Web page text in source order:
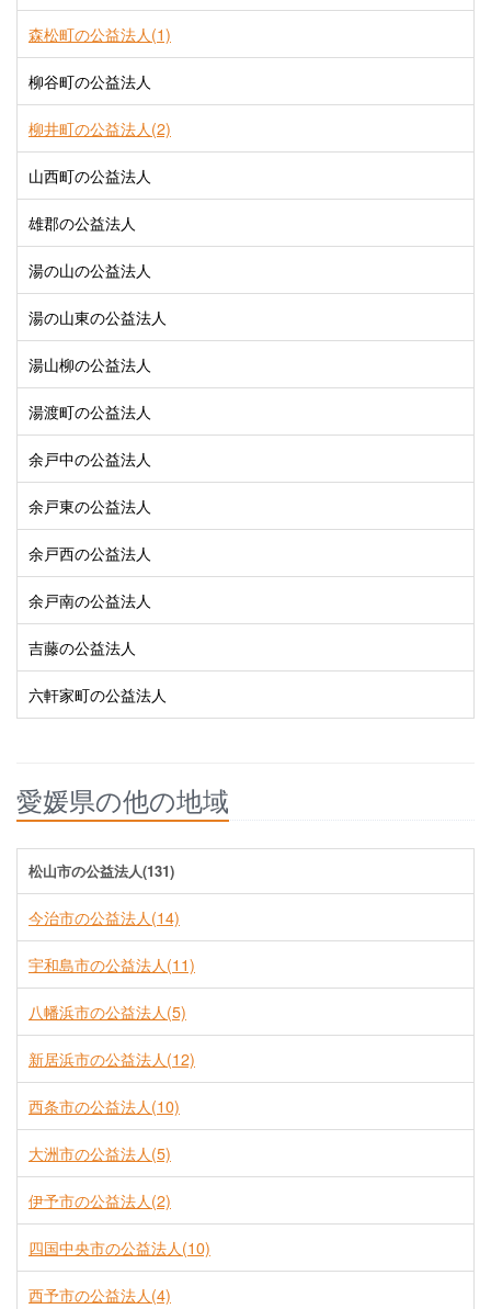
森松町の公益法人(1)
柳谷町の公益法人
柳井町の公益法人(2)
山西町の公益法人
雄郡の公益法人
湯の山の公益法人
湯の山東の公益法人
湯山柳の公益法人
湯渡町の公益法人
余戸中の公益法人
余戸東の公益法人
余戸西の公益法人
余戸南の公益法人
吉藤の公益法人
六軒家町の公益法人
愛媛県の他の地域
松山市の公益法人(131)
今治市の公益法人(14)
宇和島市の公益法人(11)
八幡浜市の公益法人(5)
新居浜市の公益法人(12)
西条市の公益法人(10)
大洲市の公益法人(5)
伊予市の公益法人(2)
四国中央市の公益法人(10)
西予市の公益法人(4)